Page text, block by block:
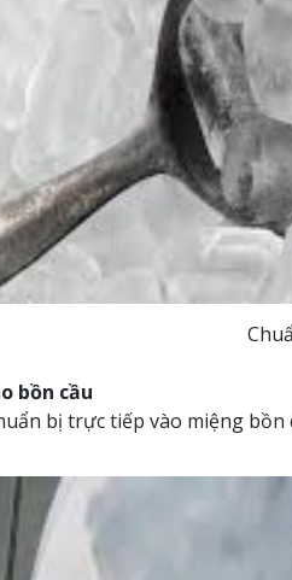
bồn cầu
bị trực tiếp vào miệng